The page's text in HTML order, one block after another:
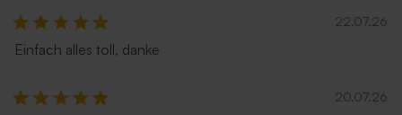
22.07.26
Einfach alles toll, danke
20.07.26